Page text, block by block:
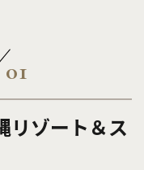
01
リゾート＆ス